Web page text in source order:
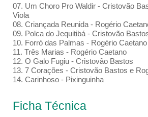
07. Um Choro Pro Waldir - Cristovão
Viola
08. Criançada Reunida - Rogério
09. Polca do Jequitibá - Cristovão
10. Forró das Palmas - Rogério Caetano
11. Três Marias - Rogério Caetano
12. O Galo Fugiu - Cristovão Bastos
13. 7 Corações - Cristovão Bastos e
14. Carinhoso - Pixinguinha
Ficha Técnica